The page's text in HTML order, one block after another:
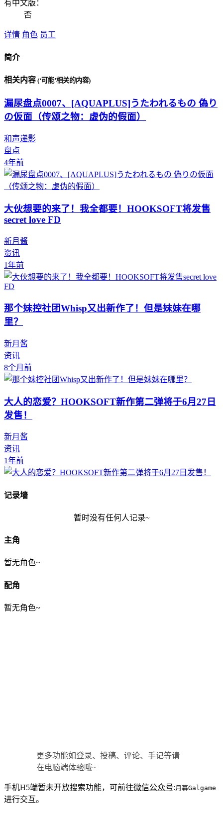
有中文版：
否
详情 角色 员工
简介
相关内容 (‘可能’相关的内容)
漏尿盘点0007、[AQUAPLUS]うたわれるもの 偽り
の仮面（传颂之物：虚伪的假面）
和声递影
盘点
4年前
大伙想要的来了！我全都要！HOOKSOFT将发售
secret love FD
新月酱
资讯
1年前
那个妹控社团Whisp又出新作了！但是妹妹在哪
里？
新月酱
资讯
8个月前
大人的恋爱？HOOKSOFT新作第二弹将于6月27日
发售！
新月酱
资讯
1年前
记录墙
暂时没有任何人记录~
主角
暂无角色~
配角
暂无角色~
更多功能如登录、投稿、评论、手记等请
在电脑端体验哦~
手机H5端暂未开放搜索功能，可前往微信公众号: 月幕Galgame
进行交互。